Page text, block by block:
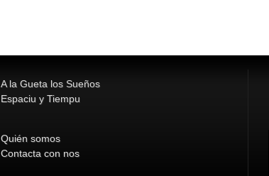
A la Gueta los Sueños
Espaciu y Tiempu
Quién somos
Contacta con nos